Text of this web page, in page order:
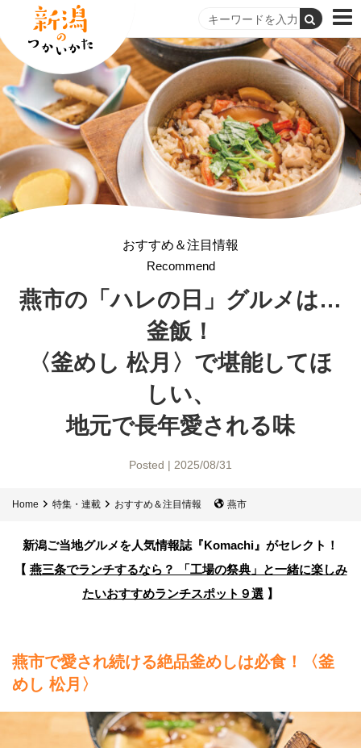
おすすめ＆注目情報
Recommend
燕市の 「ハレの日」グルメは…
釜飯！
〈釜めし 松月〉で堪能してほ
しい、
地元で長年愛される味
Posted | 2025/08/31
Home 特集・連載 おすすめ＆注目情報 燕市
新潟ご当地グルメを人気情報誌 『Komachi』がセレクト！
【 燕三条でランチするなら？ 「工場の祭典」と一緒に楽しみ
たいおすすめランチスポット９選 】
燕市で愛され続ける絶品釜めしは必食！
〈釜
めし 松月〉